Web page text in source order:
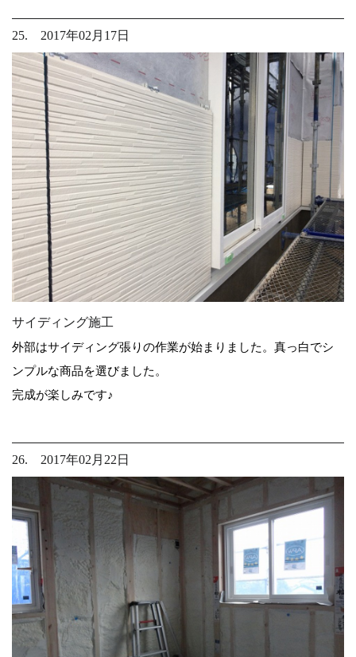
25. 2017年02月17日
サイディング施工
外部はサイディング張りの作業が始まりました。真っ白でシ
ンプルな商品を選びました。
完成が楽しみです♪
26. 2017年02月22日